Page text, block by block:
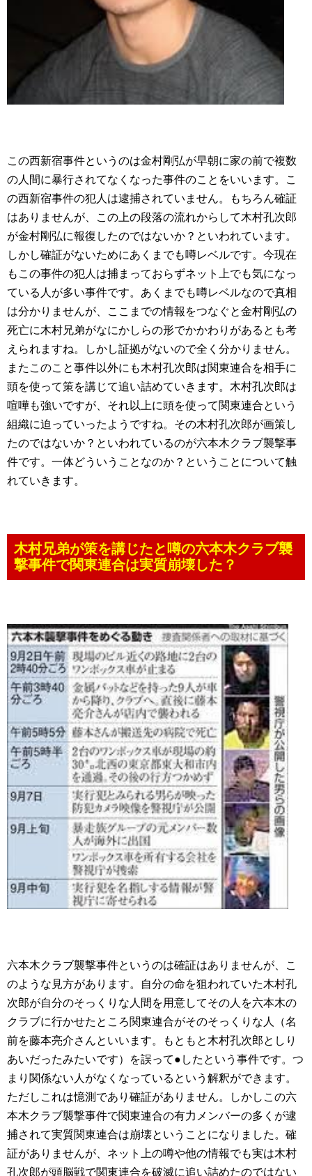
この西新宿事件というのは金村剛弘が早朝に家の前で複数
の人間に暴行されてなくなった事件のことをいいます。こ
の西新宿事件の犯人は逮捕されていません。もちろん確証
はありませんが、この上の段落の流れからして木村孔次郎
が金村剛弘に報復したのではないか？といわれています。
しかし確証がないためにあくまでも噂レベルです。今現在
もこの事件の犯人は捕まっておらずネット上でも気になっ
ている人が多い事件です。あくまでも噂レベルなので真相
は分かりませんが、ここまでの情報をつなぐと金村剛弘の
死亡に木村兄弟がなにかしらの形でかかわりがあるとも考
えられますね。しかし証拠がないので全く分かりません。
またこのこと事件以外にも木村孔次郎は関東連合を相手に
頭を使って策を講じて追い詰めていきます。木村孔次郎は
喧嘩も強いですが、それ以上に頭を使って関東連合という
組織に迫っていったようですね。その木村孔次郎が画策し
たのではないか？といわれているのが六本木クラブ襲撃事
件です。一体どういうことなのか？ということについて触
れていきます。
木村兄弟が策を講じたと噂の六本木クラブ襲
撃事件で関東連合は実質崩壊した？
六本木クラブ襲撃事件というのは確証はありませんが、こ
のような見方があります。自分の命を狙われていた木村孔
次郎が自分のそっくりな人間を用意してその人を六本木の
クラブに行かせたところ関東連合がそのそっくりな人（名
前を藤本亮介さんといいます。もともと木村孔次郎としり
あいだったみたいです）を誤って●したという事件です。つ
まり関係ない人がなくなっているという解釈ができます。
ただしこれは憶測であり確証がありません。しかしこの六
本木クラブ襲撃事件で関東連合の有力メンバーの多くが逮
捕されて実質関東連合は崩壊ということになりました。確
証がありませんが、ネット上の噂や他の情報でも実は木村
孔次郎が頭脳戦で関東連合を破滅に追い詰めたのではない